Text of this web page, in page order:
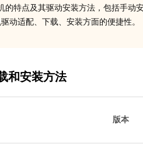
的特点及其驱动安装方法，包括手动
动适配、下载、安装方面的便捷性。
和安装方法
版本